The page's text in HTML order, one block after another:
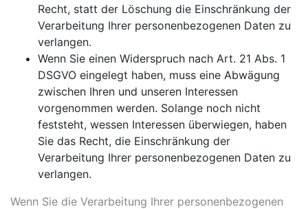
Recht, statt der Löschung die Einschränkung der
Verarbeitung Ihrer personenbezogenen Daten zu
verlangen.
Wenn Sie einen Widerspruch nach Art. 21 Abs. 1
DSGVO eingelegt haben, muss eine Abwägung
zwischen Ihren und unseren Interessen
vorgenommen werden. Solange noch nicht
feststeht, wessen Interessen überwiegen, haben
Sie das Recht, die Einschränkung der
Verarbeitung Ihrer personenbezogenen Daten zu
verlangen.
Wenn Sie die Verarbeitung Ihrer personenbezogenen